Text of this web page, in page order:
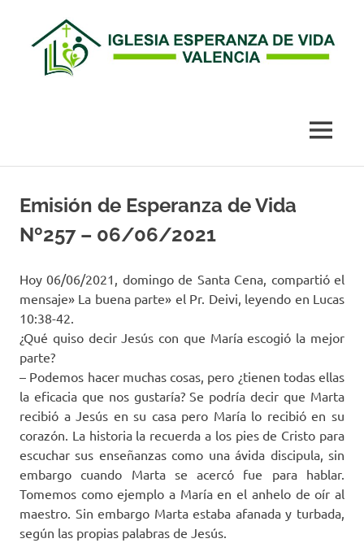
contenido
Valencia
MENÚ
Emisión de Esperanza de Vida
Nº257 – 06/06/2021
Hoy 06/06/2021, domingo de Santa Cena, compartió el
mensaje» La buena parte» el Pr. Deivi, leyendo en Lucas
10:38-42.
¿Qué quiso decir Jesús con que María escogió la mejor
parte?
– Podemos hacer muchas cosas, pero ¿tienen todas ellas
la eficacia que nos gustaría? Se podría decir que Marta
recibió a Jesús en su casa pero María lo recibió en su
corazón. La historia la recuerda a los pies de Cristo para
escuchar sus enseñanzas como una ávida discipula, sin
embargo cuando Marta se acercó fue para hablar.
Tomemos como ejemplo a María en el anhelo de oír al
maestro. Sin embargo Marta estaba afanada y turbada,
según las propias palabras de Jesús.